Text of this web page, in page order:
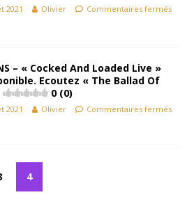
2021 Olivier Commentaires fermés
– « Cocked And Loaded Live »
Ecoutez « The Ballad Of
0 (0)
2021 Olivier Commentaires fermés
4